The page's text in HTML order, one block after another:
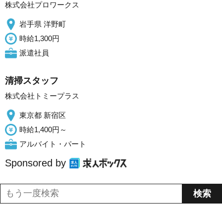
株式会社プロワークス
岩手県 洋野町
時給1,300円
派遣社員
清掃スタッフ
株式会社トミープラス
東京都 新宿区
時給1,400円～
アルバイト・パート
Sponsored by